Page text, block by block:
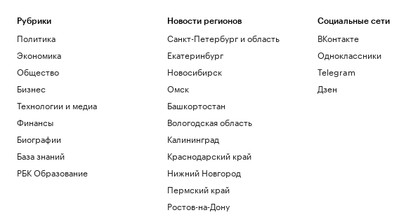
Рубрики
Политика
Экономика
Общество
Бизнес
Технологии и медиа
Финансы
Биографии
База знаний
РБК Образование
Новости регионов
Санкт-Петербург и область
Екатеринбург
Новосибирск
Омск
Башкортостан
Вологодская область
Калининград
Краснодарский край
Нижний Новгород
Пермский край
Ростов-на-Дону
Социальные сети
ВКонтакте
Одноклассники
Telegram
Дзен